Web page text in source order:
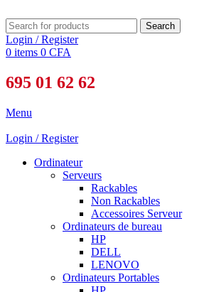
Search
Login / Register
0 items 0 CFA
695 01 62 62
Menu
Login / Register
Ordinateur
Serveurs
Rackables
Non Rackables
Accessoires Serveur
Ordinateurs de bureau
HP
DELL
LENOVO
Ordinateurs Portables